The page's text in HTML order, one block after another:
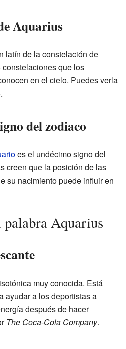
Aquarius
latín de la constelación de
constelaciones que los
en el cielo. Puedes verla
del zodiaco
es el undécimo signo del
creen que la posición de las
su nacimiento puede influir en
palabra Aquarius
muy conocida. Está
ayudar a los deportistas a
después de hacer
The Coca-Cola Company.